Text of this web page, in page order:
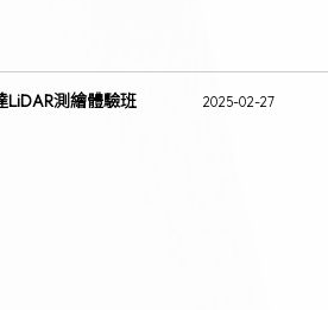
LiDAR測繪體驗班 2025-02-27